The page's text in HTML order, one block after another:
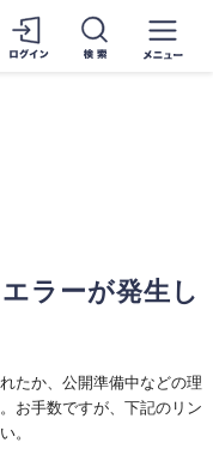
ラーが発生し
たか、公開準備中などの理
お手数ですが、下記のリン
。